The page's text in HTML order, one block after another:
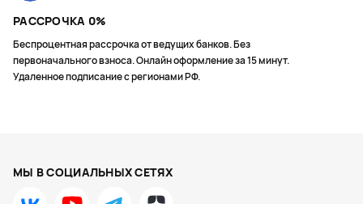
РАССРОЧКА 0%
Беспроцентная рассрочка от ведущих банков. Без
первоначального взноса. Онлайн оформление за 15 минут.
Удаленное подписание с регионами РФ.
МЫ В СОЦИАЛЬНЫХ СЕТЯХ